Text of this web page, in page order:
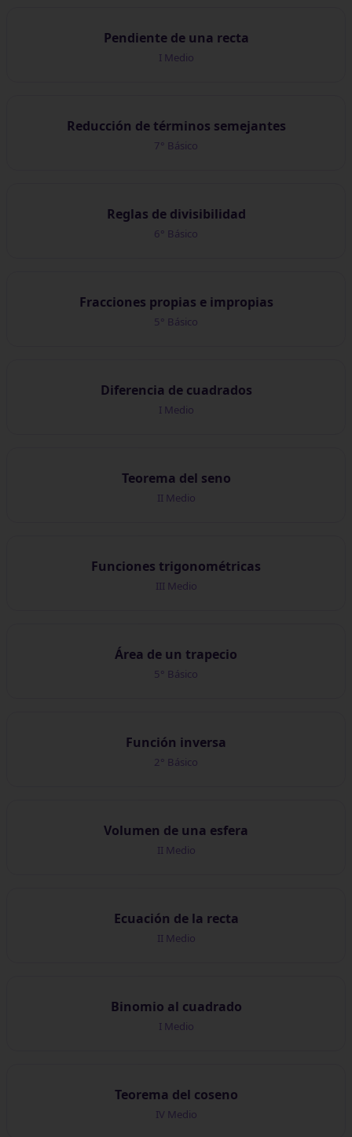
Pendiente de una recta
I Medio
Reducción de términos semejantes
7° Básico
Reglas de divisibilidad
6° Básico
Fracciones propias e impropias
5° Básico
Diferencia de cuadrados
I Medio
Teorema del seno
II Medio
Funciones trigonométricas
III Medio
Área de un trapecio
5° Básico
Función inversa
2° Básico
Volumen de una esfera
II Medio
Ecuación de la recta
II Medio
Binomio al cuadrado
I Medio
Teorema del coseno
IV Medio